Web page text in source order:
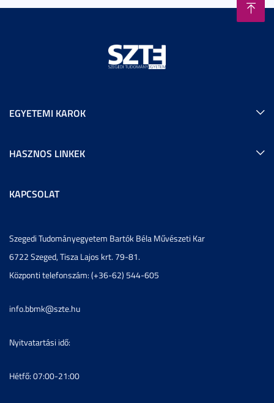
EGYETEMI KAROK
HASZNOS LINKEK
KAPCSOLAT
Szegedi Tudományegyetem Bartók Béla Művészeti Kar
6722 Szeged, Tisza Lajos krt. 79-81.
Központi telefonszám: (+36-62) 544-605
info.bbmk@szte.hu
Nyitvatartási idő:
Hétfő: 07:00-21:00